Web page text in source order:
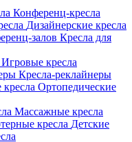
Конференц-кресла
Дизайнерские кресла
Кресла для
Игровые кресла
Кресла-реклайнеры
Ортопедические
Массажные кресла
Детские